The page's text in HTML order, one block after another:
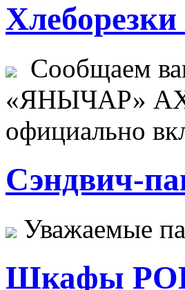
Сообщаем
«ЯНЫЧАР»
официально
Сэндвич-
Уважаемые
Шкафы